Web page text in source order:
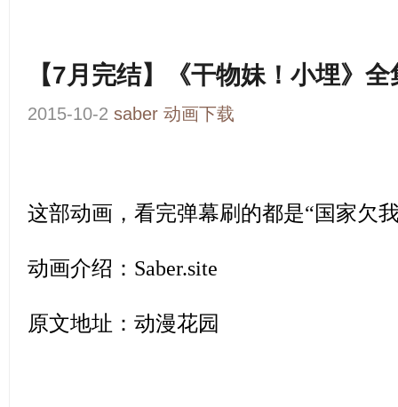
【7月完结】《干物妹！小埋》
2015-10-2 saber 动画下载
这部动画，看完弹幕刷的都是“国家
动画介绍： Saber.site
原文地址： 动漫花园